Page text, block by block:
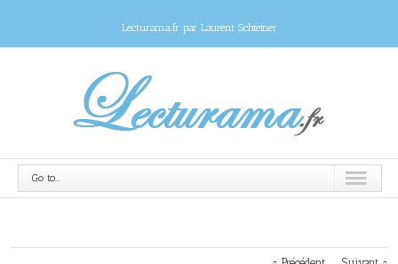
Lecturama.fr par Laurent Schteiner
Go to...